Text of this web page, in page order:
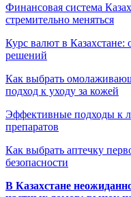
Финансовая система
стремительно меняться
Курс валют в
решений
Как выбрать
подход к уходу за кожей
Эффективные подходы к
препаратов
Как выбрать аптечку
безопасности
В Казахстане